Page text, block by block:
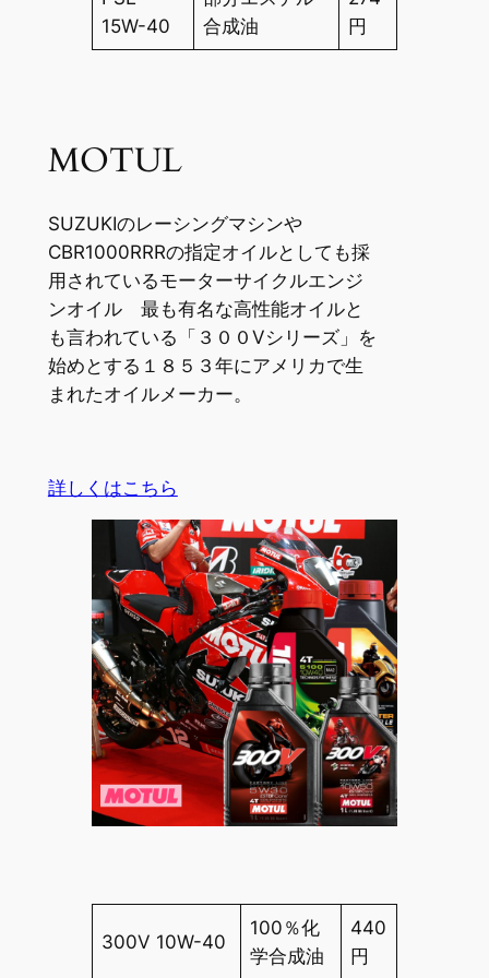
15W-40
合成油
円
MOTUL
SUZUKIのレーシングマシンや
CBR1000RRRの指定オイルとしても採
用されているモーターサイクルエンジ
ンオイル 最も有名な高性能オイルと
も言われている「３００Vシリーズ」を
始めとする１８５３年にアメリカで生
まれたオイルメーカー。
詳しくはこちら
300V 10W-40
100％化
学合成油
440
円